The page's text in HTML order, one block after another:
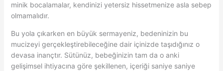
minik bocalamalar, kendinizi yetersiz hissetmenize asla sebep
olmamalıdır.
Bu yola çıkarken en büyük sermayeniz, bedeninizin bu
mucizeyi gerçekleştirebileceğine dair içinizde taşıdığınız o
devasa inançtır. Sütünüz, bebeğinizin tam da o anki
gelişimsel ihtiyacına göre şekillenen, içeriği saniye saniye